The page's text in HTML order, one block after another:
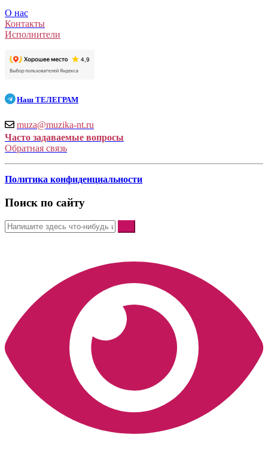
О нас
Контакты
Исполнители
Наш ТЕЛЕГРАМ
muza@muzika-nt.ru
Часто задаваемые вопросы
Обратная связь
Политика конфиденциальности
Поиск по сайту